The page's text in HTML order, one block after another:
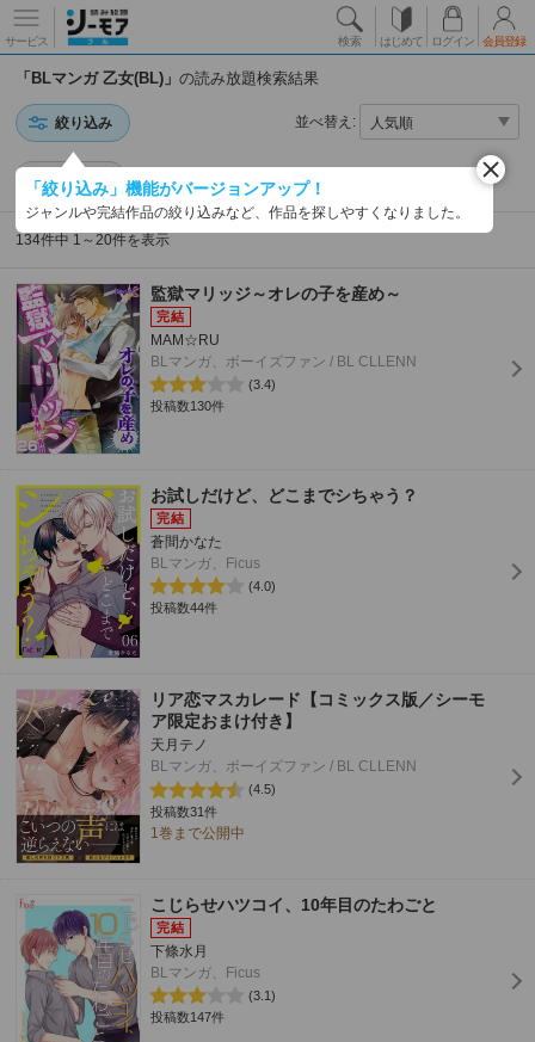
サービス 検索 はじめて ログイン 会員登録
「BLマンガ 乙女(BL)」の読み放題検索結果
絞り込み 並べ替え:
「絞り込み」機能がバージョンアップ！
ジャンルや完結作品の絞り込みなど、作品を探しやすくなりました。
乙女(BL)
134件中 1～20件を表示
監獄マリッジ～オレの子を産め～
MAM☆RU
BLマンガ、ボーイズファン / BL CLLENN
(3.4)
投稿数130件
お試しだけど、どこまでシちゃう？
蒼間かなた
BLマンガ、Ficus
(4.0)
投稿数44件
リア恋マスカレード【コミックス版／シーモ
ア限定おまけ付き】
天月テノ
BLマンガ、ボーイズファン / BL CLLENN
(4.5)
投稿数31件
1巻まで公開中
こじらせハツコイ、10年目のたわごと
下條水月
BLマンガ、Ficus
(3.1)
投稿数147件